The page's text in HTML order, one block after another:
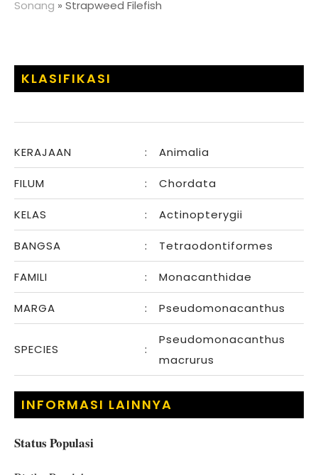
Sonang » Strapweed Filefish
KLASIFIKASI
KERAJAAN : Animalia
FILUM : Chordata
KELAS : Actinopterygii
BANGSA : Tetraodontiformes
FAMILI : Monacanthidae
MARGA : Pseudomonacanthus
SPECIES :
Pseudomonacanthus
macrurus
INFORMASI LAINNYA
Status Populasi